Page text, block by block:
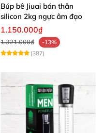
Búp bê Jiuai bán thân
silicon 2kg ngực âm đạo
1.150.000₫
1.321.000₫
-13%
(387)